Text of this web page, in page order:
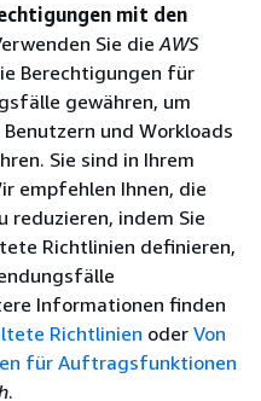
mit den
Sie die AWS
Berechtigungen für
gewähren, um
und Workloads
Sie sind in Ihrem
empfehlen Ihnen, die
reduzieren, indem Sie
Richtlinien definieren,
Informationen finden
Richtlinien oder Von
für Auftragsfunktionen
.